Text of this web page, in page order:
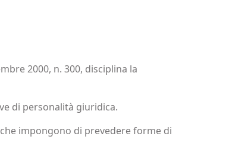
2000, n. 300, disciplina la
di personalità giuridica.
impongono di prevedere forme di